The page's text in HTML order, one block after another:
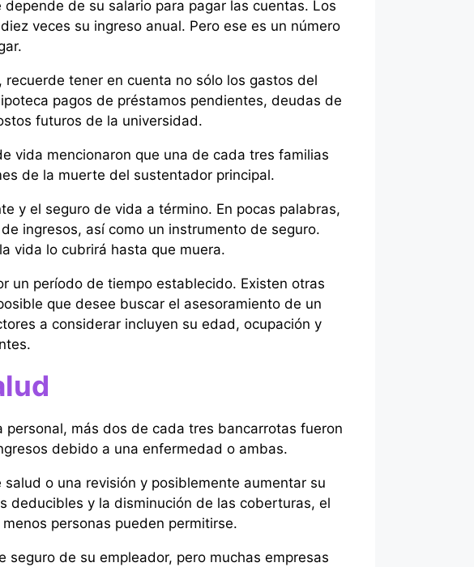
de su salario para pagar las cuentas. Los
veces su ingreso anual. Pero ese es un número
tener en cuenta no sólo los gastos del
pagos de préstamos pendientes, deudas de
futuros de la universidad.
vida mencionaron que una de cada tres familias
de la muerte del sustentador principal.
y el seguro de vida a término. En pocas palabras,
ingresos, así como un instrumento de seguro.
vida lo cubrirá hasta que muera.
un período de tiempo establecido. Existen otras
que desee buscar el asesoramiento de un
a considerar incluyen su edad, ocupación y
más dos de cada tres bancarrotas fueron
debido a una enfermedad o ambas.
o una revisión y posiblemente aumentar su
deducibles y la disminución de las coberturas, el
personas pueden permitirse.
de su empleador, pero muchas empresas